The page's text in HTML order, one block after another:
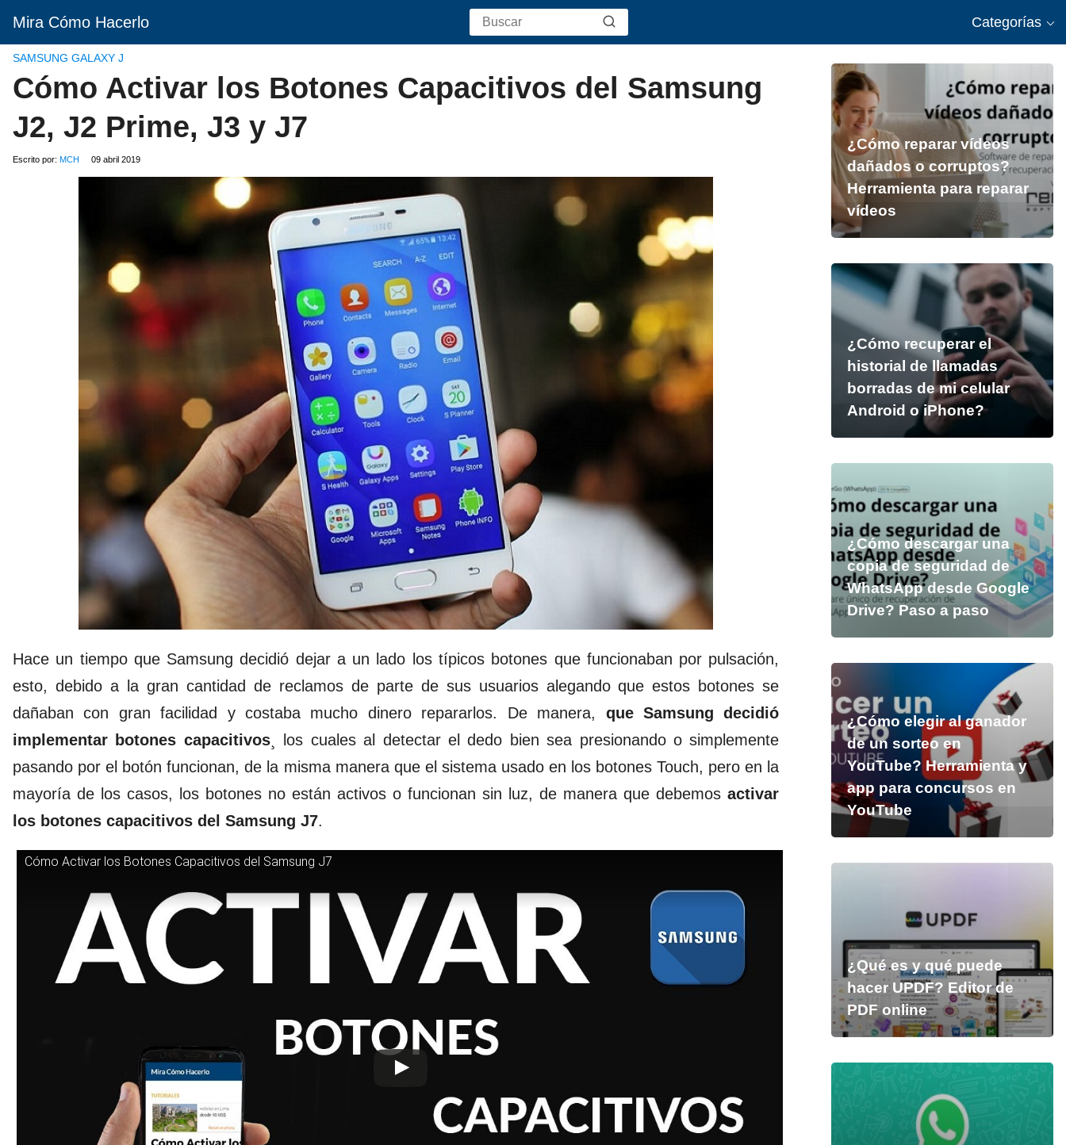
Mira Cómo Hacerlo Categorías
SAMSUNG GALAXY J
Cómo Activar los Botones Capacitivos del Samsung
J2, J2 Prime, J3 y J7
Escrito por: MCH 09 abril 2019
Hace un tiempo que Samsung decidió dejar a un lado los típicos botones que funcionaban por pulsación,
esto, debido a la gran cantidad de reclamos de parte de sus usuarios alegando que estos botones se
dañaban con gran facilidad y costaba mucho dinero repararlos. De manera, que Samsung decidió
implementar botones capacitivos¸ los cuales al detectar el dedo bien sea presionando o simplemente
pasando por el botón funcionan, de la misma manera que el sistema usado en los botones Touch, pero en la
mayoría de los casos, los botones no están activos o funcionan sin luz, de manera que debemosactivar
los botones capacitivos del Samsung J7.
Cómo Activar los Botones Capacitivos del Samsung J7
¿Cómo reparar vídeos
dañados o corruptos?
Herramienta para reparar
vídeos
¿Cómo recuperar el
historial de llamadas
borradas de mi celular
Android o iPhone?
¿Cómo descargar una
copia de seguridad de
WhatsApp desde Google
Drive? Paso a paso
¿Cómo elegir al ganador
de un sorteo en
YouTube? Herramienta y
app para concursos en
YouTube
¿Qué es y qué puede
hacer UPDF? Editor de
PDF online